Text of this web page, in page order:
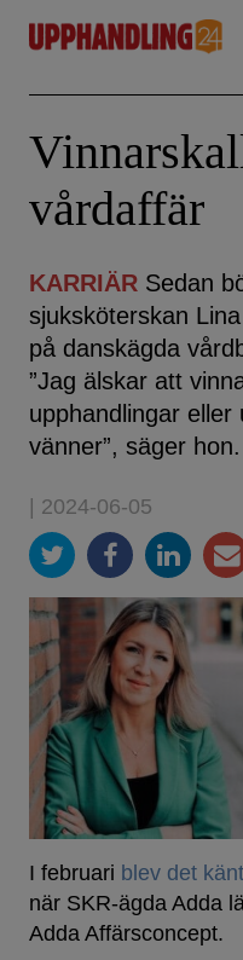
content
vårdaffär
KARRIÄR Sedan
sjuksköterskan
på danskägda
”Jag älskar att
upphandlingar eller
vänner”, säger hon.
| 2024-06-05
I februari blev det känt
när SKR-ägda Adda
Adda Affärsconcept.